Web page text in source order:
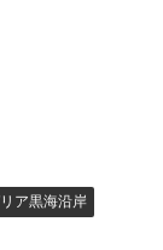
ア黒海沿岸